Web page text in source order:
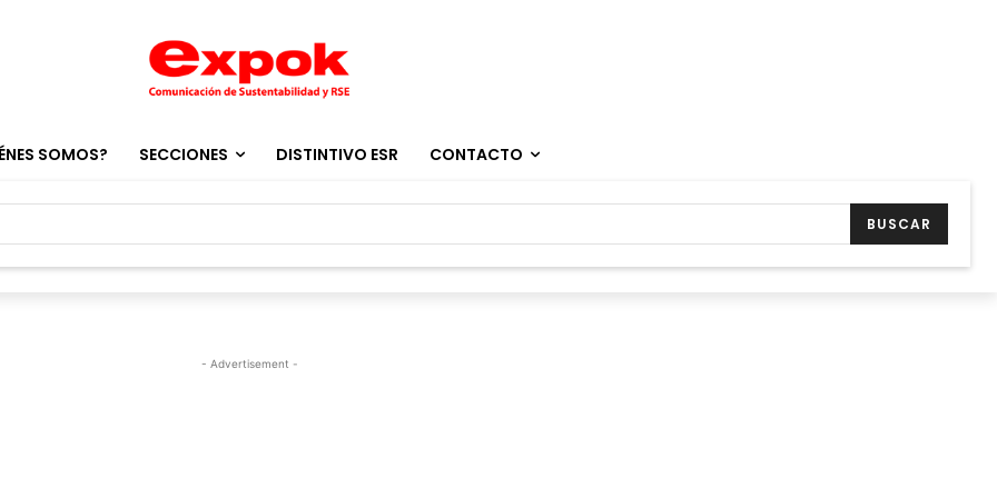
SOMOS? SECCIONES DISTINTIVO ESR CONTACTO
BUSCAR
- Advertisement -